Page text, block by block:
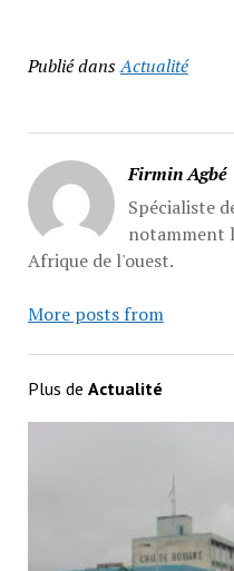
Publié dansActualité
Firmin Agbé
Spécialiste
notamment
Afrique de l'ouest.
More posts from
Plus de Actualité